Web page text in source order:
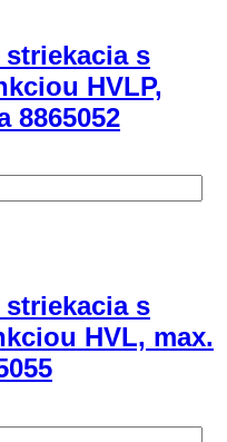
s
HVLP,
8865052
s
HVL, max.